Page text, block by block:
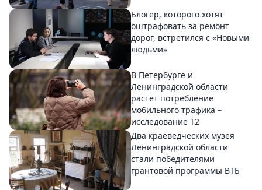
Блогер, которого хотят
оштрафовать за ремонт
дорог, встретился с «Новыми
людьми»
В Петербурге и
Ленинградской области
растет потребление
мобильного трафика –
исследование T2
Два краеведческих музея
Ленинградской области
стали победителями
грантовой программы ВТБ